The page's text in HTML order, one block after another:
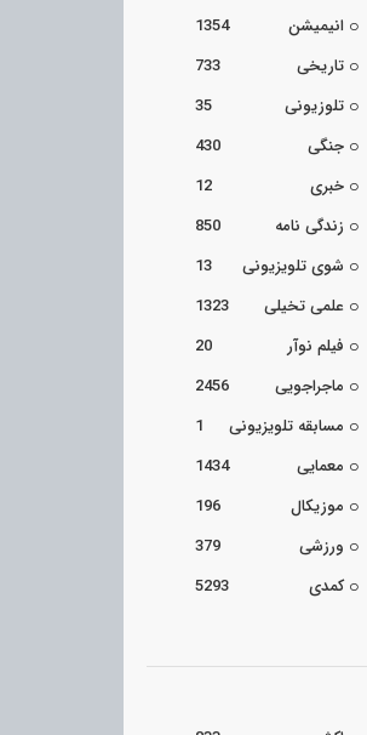
انیمیشن
1354
تاریخی
733
تلوزیونی
35
جنگی
430
خبری
12
زندگی نامه
850
شوی تلویزیونی
13
علمی تخیلی
1323
فیلم نوآر
20
ماجراجویی
2456
مسابقه تلویزیونی
1
معمایی
1434
موزیکال
196
ورزشی
379
کمدی
5293